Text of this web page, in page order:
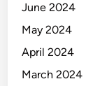
June 2024
May 2024
April 2024
March 2024